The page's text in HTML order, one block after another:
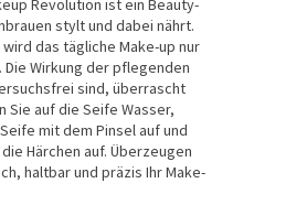
Revolution ist ein Beauty-
stylt und dabei nährt.
das tägliche Make-up nur
Die Wirkung der pflegenden
sind, überrascht
Sie auf die Seife Wasser,
mit dem Pinsel auf und
Härchen auf. Überzeugen
haltbar und präzis Ihr Make-